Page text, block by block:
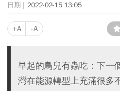
2022-02-15 13:05
+A -A
早起的鳥兒有蟲吃：下一
灣在能源轉型上充滿很多